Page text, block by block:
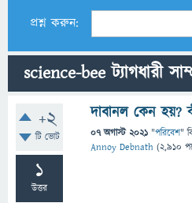
প্রশ্ন করুন:
science-bee ট্যাগধারী
+2
টি ভোট
1
উত্তর
দাবানল কেন হয়?
07 অগাস্ট 2021 "পরিবেশ"
Annoy Debnath (2,910